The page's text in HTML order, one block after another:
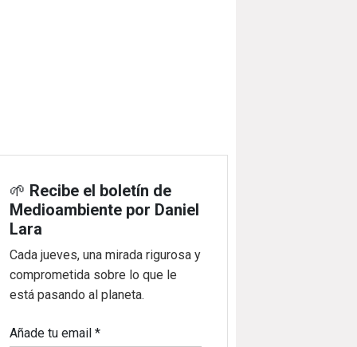
🌱 Recibe el boletín de
Medioambiente por Daniel
Lara
Cada jueves, una mirada rigurosa y
comprometida sobre lo que le
está pasando al planeta.
Añade tu email*